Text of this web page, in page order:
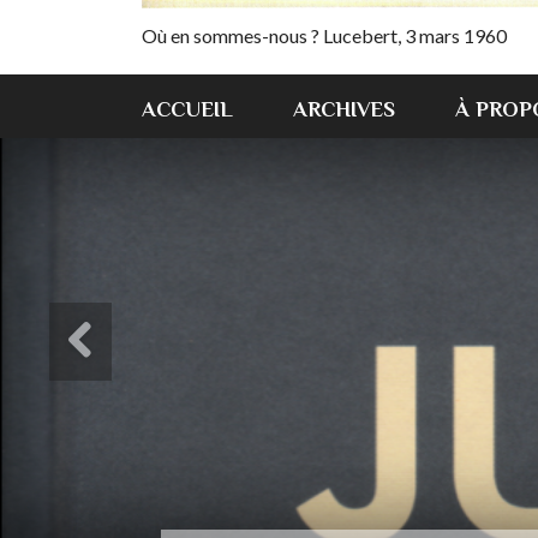
Où en sommes-nous ? Lucebert, 3 mars 1960
ACCUEIL ARCHIVES À